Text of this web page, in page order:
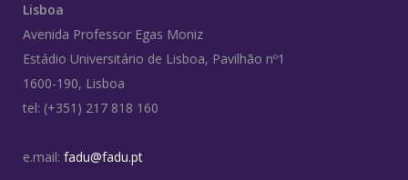
Lisboa
Avenida Professor Egas Moniz
Estádio Universitário de Lisboa, Pavilhão nº1
1600-190, Lisboa
tel: (+351) 217 818 160
e.mail: fadu@fadu.pt